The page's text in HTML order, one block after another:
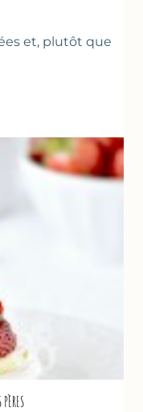
et, plutôt que